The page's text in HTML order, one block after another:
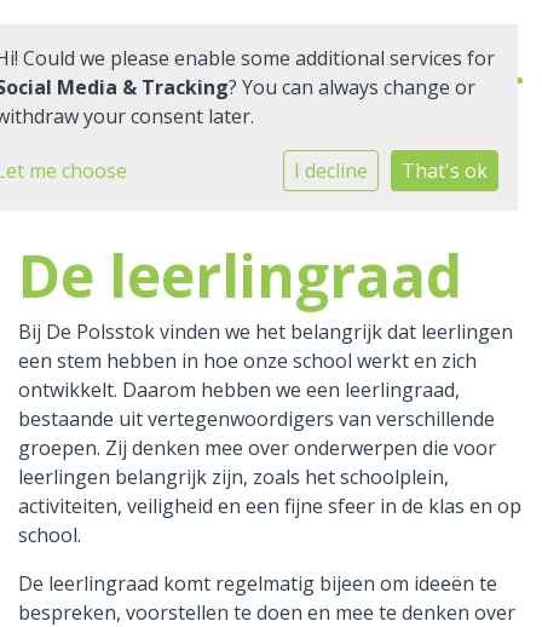
Home
Praktische informatie
Medezeggenschap
Vacatures
Ik zoek een school
De leerlingraad
Bij De Polsstok vinden we het belangrijk dat leerlingen
een stem hebben in hoe onze school werkt en zich
ontwikkelt. Daarom hebben we een leerlingraad,
bestaande uit vertegenwoordigers van verschillende
groepen. Zij denken mee over onderwerpen die voor
leerlingen belangrijk zijn, zoals het schoolplein,
activiteiten, veiligheid en een fijne sfeer in de klas en op
school.
De leerlingraad komt regelmatig bijeen om ideeën te
bespreken, voorstellen te doen en mee te denken over
Could we please enable some additional services for
Media & Tracking? You can always change or
your consent later.
me choose I decline That's ok